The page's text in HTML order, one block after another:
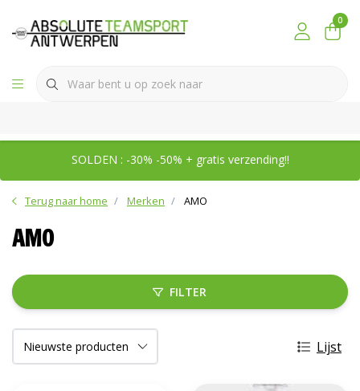
0
SOLDEN : -30% -50% + gratis verzending!!
Terug naar home Merken AMO
AMO
FILTER
Lijst